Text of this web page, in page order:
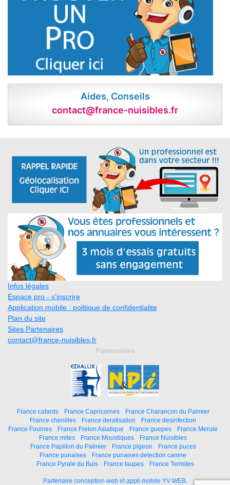
Aides, Conseils
contact@france-nuisibles.fr
Infos légales
Espace pro - s'inscrire
Application mobile : politique de confidentialite
Plan du site
Sites Partenaires
contact@france-nuisibles.fr
Partenaires
France cafards France Capricornes
France Charancon du Palmier
France chenilles
France deratisation
France desinfection
France Fouines
France Frelon Asiatique France guepes
France Merule
France mites
France Moustiques
France Nuisibles
France Papillon du Palmier
France pigeon
France puces
France punaises
France punaises detection canine
France Pyrale du Buis
France taupes France Termites
Partenaire conception web et appli mobile YV WEB.